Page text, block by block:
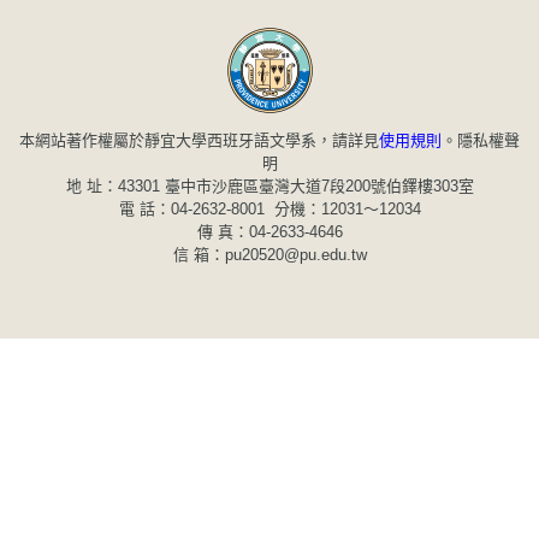
本網站著作權屬於靜宜大學西班牙語文學系，請詳見使用規則 。 隱私權聲
明
地 址：43301 臺中市沙鹿區臺灣大道7段200號伯鐸樓303室
電 話：04-2632-8001 分機：12031～12034
傳 真：04-2633-4646
信 箱：pu20520@pu.edu.tw